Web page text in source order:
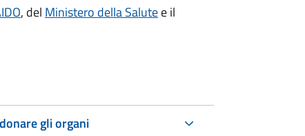
IDO, del Ministero della Salutee il
gli organi